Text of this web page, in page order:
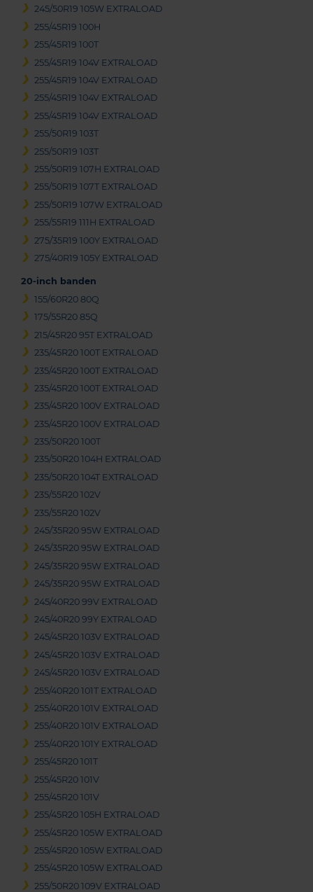
245/50R19 105W EXTRALOAD
255/45R19 100H
255/45R19 100T
255/45R19 104V EXTRALOAD
255/45R19 104V EXTRALOAD
255/45R19 104V EXTRALOAD
255/45R19 104V EXTRALOAD
255/50R19 103T
255/50R19 103T
255/50R19 107H EXTRALOAD
255/50R19 107T EXTRALOAD
255/50R19 107W EXTRALOAD
255/55R19 111H EXTRALOAD
275/35R19 100Y EXTRALOAD
275/40R19 105Y EXTRALOAD
20-inch banden
155/60R20 80Q
175/55R20 85Q
215/45R20 95T EXTRALOAD
235/45R20 100T EXTRALOAD
235/45R20 100T EXTRALOAD
235/45R20 100T EXTRALOAD
235/45R20 100V EXTRALOAD
235/45R20 100V EXTRALOAD
235/50R20 100T
235/50R20 104H EXTRALOAD
235/50R20 104T EXTRALOAD
235/55R20 102V
235/55R20 102V
245/35R20 95W EXTRALOAD
245/35R20 95W EXTRALOAD
245/35R20 95W EXTRALOAD
245/35R20 95W EXTRALOAD
245/40R20 99V EXTRALOAD
245/40R20 99Y EXTRALOAD
245/45R20 103V EXTRALOAD
245/45R20 103V EXTRALOAD
245/45R20 103V EXTRALOAD
255/40R20 101T EXTRALOAD
255/40R20 101V EXTRALOAD
255/40R20 101V EXTRALOAD
255/40R20 101Y EXTRALOAD
255/45R20 101T
255/45R20 101V
255/45R20 101V
255/45R20 105H EXTRALOAD
255/45R20 105W EXTRALOAD
255/45R20 105W EXTRALOAD
255/45R20 105W EXTRALOAD
255/50R20 109V EXTRALOAD